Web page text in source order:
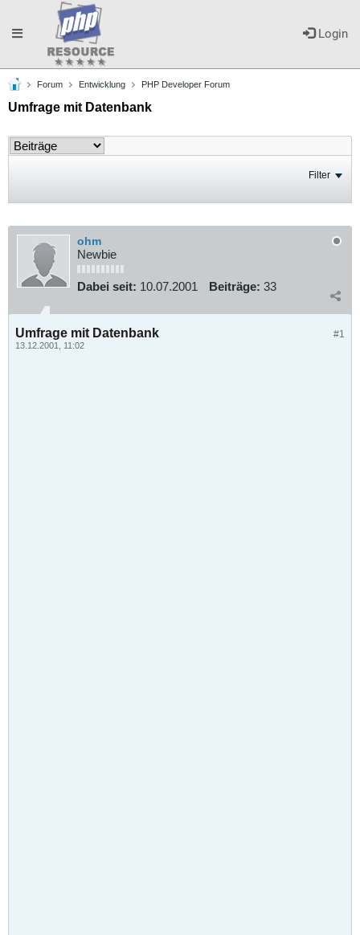
Login
Toggle
navigation
Forum Entwicklung PHP Developer Forum
Umfrage mit Datenbank
Filter
ohm
Newbie
Dabei seit: 10.07.2001 Beiträge: 33
#1
Umfrage mit Datenbank
13.12.2001, 11:02